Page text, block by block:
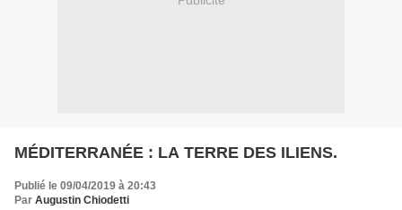
MÉDITERRANÉE : LA TERRE DES ILIENS.
Publié le 09/04/2019 à 20:43
Par Augustin Chiodetti